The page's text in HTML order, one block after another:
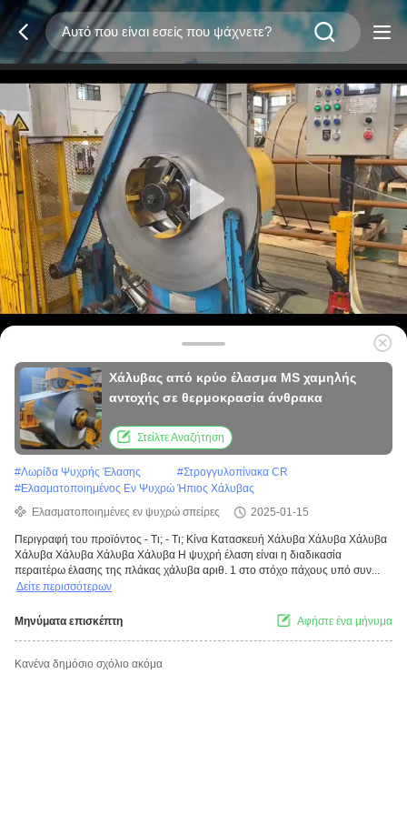
Χάλυβας από κρύο έλασμα MS χαμηλής
αντοχής σε θερμοκρασία άνθρακα
Στείλτε Αναζήτηση
#Λωρίδα Ψυχρής Έλασης #Στρογγυλοπίνακα CR
#Ελασματοποιημένος Εν Ψυχρώ Ήπιος Χάλυβας
Ελασματοποιημένες εν ψυχρώ σπείρες
2025-01-15
Περιγραφή του προϊόντος - Τι; - Τι; Κίνα Κατασκευή Χάλυβα Χάλυβα Χάλυβα
Χάλυβα Χάλυβα Χάλυβα Χάλυβα Η ψυχρή έλαση είναι η διαδικασία
περαιτέρω έλασης της πλάκας χάλυβα αριθ. 1 στο στόχο πάχους υπό συν...
Δείτε περισσότερων
Μηνύματα επισκέπτη Αφήστε ένα μήνυμα
Κανένα δημόσιο σχόλιο ακόμα